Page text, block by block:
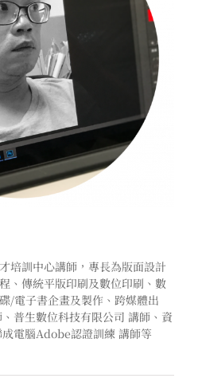
培訓中心講師，專長為版面設計
、傳統平版印刷及數位印刷、數
/電子書企畫及製作、跨媒體出
普生數位科技有限公司 講師、資
電腦Adobe認證訓練 講師等